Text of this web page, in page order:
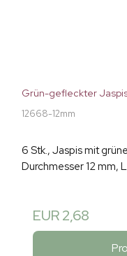
Grün-gefleckter
12668-12mm
6 Stk., Jaspis mit
Durchmesser 12 mm,
EUR 2,68